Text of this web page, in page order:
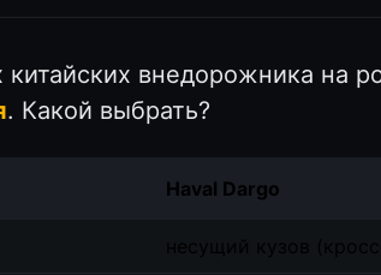
внедорожника на
. Какой выбрать?
Haval Dargo